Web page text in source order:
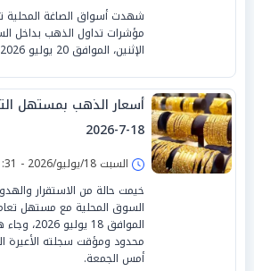
شهدت أسواق الصاغة المحلية
مؤشرات تداول الذهب بداخل
الإثنين، الموافق 20 يوليو 2026.
أسعار الذهب بمستهل
18-7-2026
السبت 18/يوليو/2026 - 01:31 ص
خيمت حالة من الاستقرار
السوق المحلية مع مستهل
الموافق 18
محدود ومؤقت سجلته الأعيرة
أمس الجمعة.